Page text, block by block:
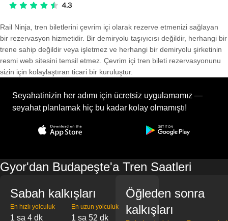
Rail Ninja, tren biletlerini çevrim içi olarak rezerve etmenizi sağlayan
bir rezervasyon hizmetidir. Bir demiryolu taşıyıcısı değildir, herhangi bir
trene sahip değildir veya işletmez ve herhangi bir demiryolu şirketinin
resmi web sitesini temsil etmez. Çevrim içi tren bileti rezervasyonunu
sizin için kolaylaştıran ticari bir kuruluştur.
Seyahatinizin her adımı için ücretsiz uygulamamız —
seyahat planlamak hiç bu kadar kolay olmamıştı!
Gyor'dan Budapeşte'a Tren Saatleri
Sabah kalkışları
En hızlı yolculuk
1 sa 4 dk
En uzun yolculuk
1 sa 52 dk
Öğleden sonra
kalkışları